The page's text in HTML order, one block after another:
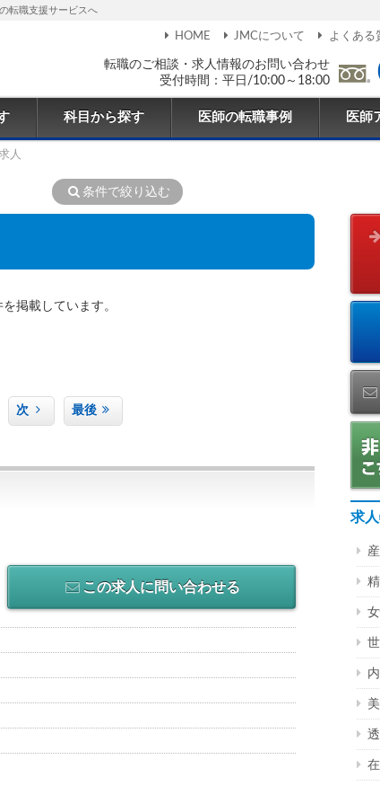
転職支援サービスへ
転職のご相談・求人情報のお問い合わせ
受付時間：平日/10:00～18:00
HOME JMCについて よくある
科目から探す 医師の転職事例 医師
人
条件で絞り込む
掲載しています。
次 最後
この求人に問い合わせる
求